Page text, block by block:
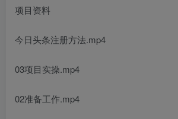
项目资料
今日头条注册方法.mp4
03项目实操.mp4
02准备工作.mp4